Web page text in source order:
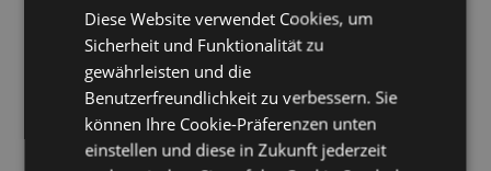
Bananen-Wasserpistole Spielzeug
Material:Kunststoff (ABS)
CE/UKCA gekennzeichnet:
Nicht geeignet für:0 - 3 Jahre
EN71:Ja
Diese Website verwendet Cookies, um
Sicherheit und Funktionalität zu
gewährleisten und die
Benutzerfreundlichkeit zu verbessern. Sie
können Ihre Cookie-Präferenzen unten
einstellen und diese in Zukunft jederzeit